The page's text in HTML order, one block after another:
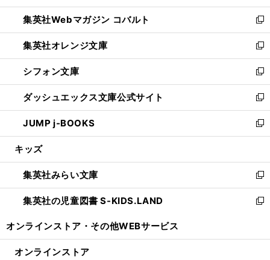
開
く
ウ
で
開
く
ン
ド
ウ
で
開
く
ウ
ィ
ン
ド
ウ
で
開
く
集英社Webマガジン コバルト
新
し
い
ウ
ィ
ン
ド
ウ
で
開
集英社オレンジ文庫
新
し
い
ウ
ィ
ン
ド
ウ
開
く
シフォン文庫
新
し
い
ウ
ィ
ン
ウ
で
開
く
ダッシュエックス文庫公式サイト
新
し
い
ウ
ン
ド
ウ
で
JUMP j-BOOKS
新
し
ウ
ィ
ン
ド
開
キッズ
集英社みらい文庫
新
し
い
ン
集英社の児童図書 S-KIDS.LAND
新
ウ
オンラインストア・ その他WEBサービス
オンラインストア